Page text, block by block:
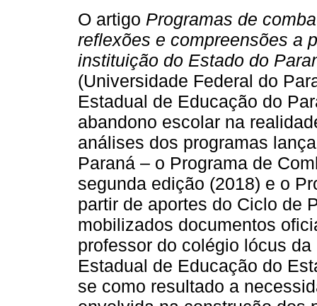
O artigo Programas de
reflexões e compreensões a
instituição do Estado do
(Universidade Federal do
Estadual de Educação do
abandono escolar na
análises dos programas
Paraná – o Programa de
segunda edição (2018) e o
partir de aportes do Ciclo de
mobilizados documentos
professor do colégio lócus
Estadual de Educação do
se como resultado a